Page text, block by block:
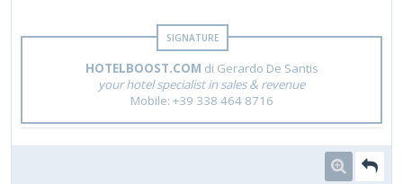
HOTELBOOST.COM di Gerardo De Santis
your hotel specialist in sales & revenue
Mobile: +39 338 464 8716